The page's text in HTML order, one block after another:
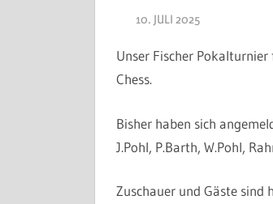
10. JULI 2025
Unser Fischer
Chess.
Bisher haben sich
J.Pohl, P.Barth, W.Pohl,
Zuschauer und Gäste sind